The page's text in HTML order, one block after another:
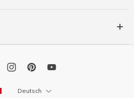
Deutsch